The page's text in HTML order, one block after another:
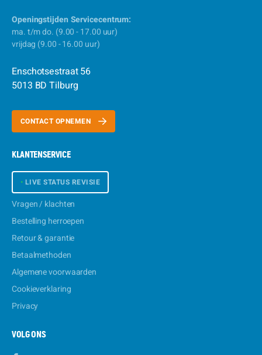
Openingstijden Servicecentrum:
ma. t/m do. (9.00 - 17.00 uur)
vrijdag (9.00 - 16.00 uur)
Enschotsestraat 56
5013 BD Tilburg
CONTACT OPNEMEN
KLANTENSERVICE
• LIVE STATUS REVISIE
Vragen / klachten
Bestelling herroepen
Retour & garantie
Betaalmethoden
Algemene voorwaarden
Cookieverklaring
Privacy
VOLG ONS